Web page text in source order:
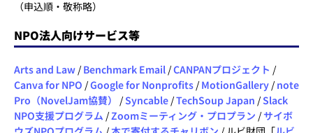
（申込順・敬称略）
NPO法人向けサービス等
Arts and Law / Benchmark Email /CANPANプロジェクト /
Canva for NPO /Google for Nonprofits / MotionGallery / note
Pro（NovelJam協賛）
/Syncable /TechSoup Japan /Slack
NPO支援プログラム /Zoomミーティング・プロプラン /サイボ